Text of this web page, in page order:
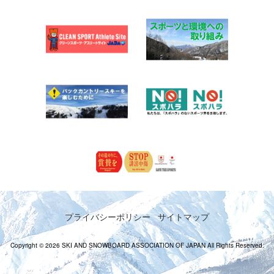
プライバシーポリシー サイトマップ
Copyright © 2026 SKI AND SNOWBOARD ASSOCIATION OF JAPAN All Rights Reserved.